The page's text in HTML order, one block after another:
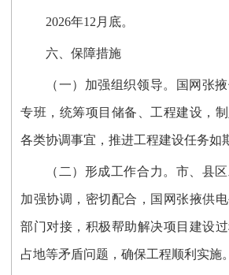
2026年12月底。
六、保障措施
（一）加强组织领导。 国网张
专班，统筹项目储备、工程建设，
各类协调事宜，推进工程建设任务如
（二）形成工作合力。 市、县
加强协调，密切配合， 国网张掖供电
部门对接，积极帮助解决项目建设过
占地等矛盾问题，确保工程顺利实施。